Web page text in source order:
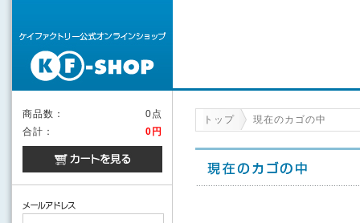
商品数：
0点
合計：
0円
トップ 現在のカゴの中